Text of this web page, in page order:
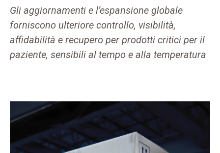
Gli aggiornamenti e l’espansione globale
forniscono ulteriore controllo, visibilità,
affidabilità e recupero per prodotti critici per il
paziente, sensibili al tempo e alla temperatura